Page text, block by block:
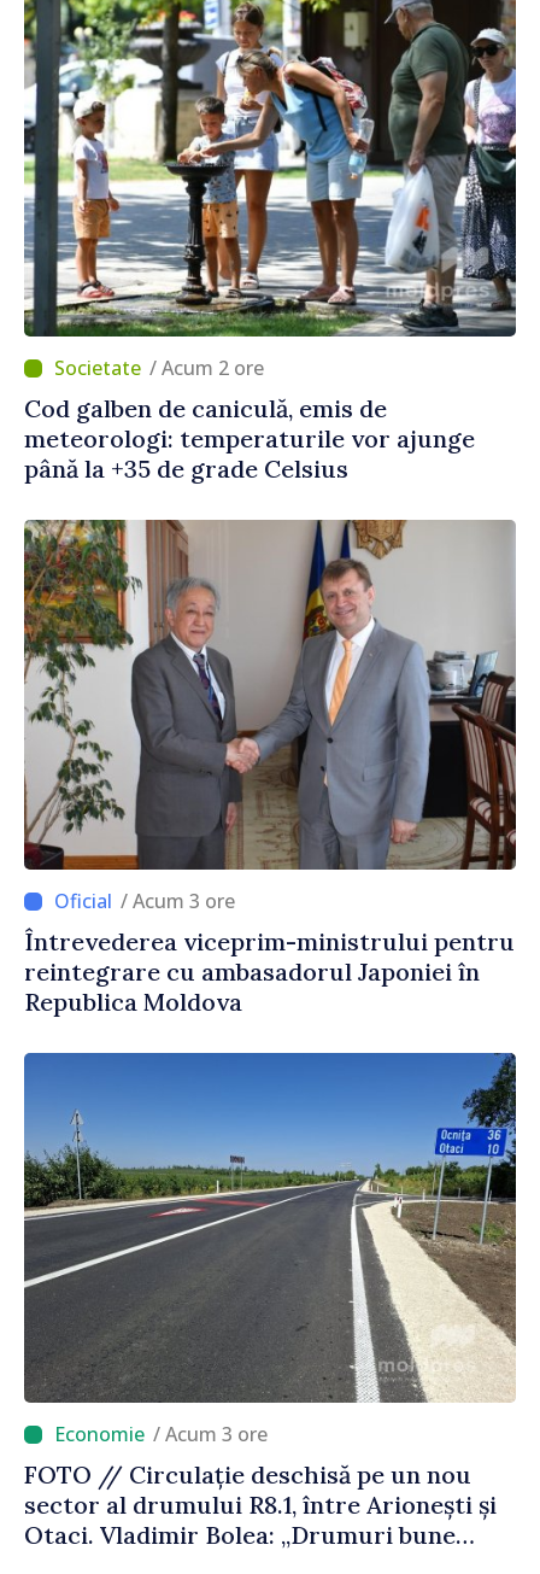
/ Acum 2 ore
Cod galben de caniculă, emis de
meteorologi: temperaturile vor ajunge
până la +35 de grade Celsius
/ Acum 3 ore
Întrevederea viceprim-ministrului pentru
reintegrare cu ambasadorul Japoniei în
Republica Moldova
/ Acum 3 ore
FOTO // Circulație deschisă pe un nou
sector al drumului R8.1, între Arionești și
Otaci. Vladimir Bolea: „Drumuri bune